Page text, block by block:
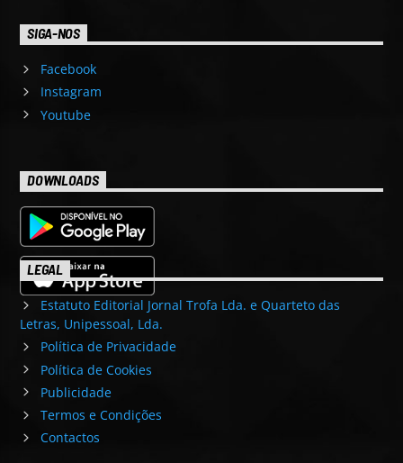
SIGA-NOS
Facebook
Instagram
Youtube
DOWNLOADS
LEGAL
Estatuto Editorial Jornal Trofa Lda. e Quarteto das
Letras, Unipessoal, Lda.
Política de Privacidade
Política de Cookies
Publicidade
Termos e Condições
Contactos